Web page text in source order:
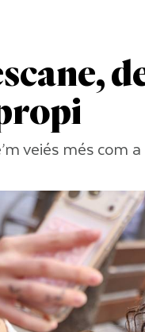
veiés més